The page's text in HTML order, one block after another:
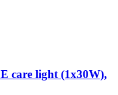
care light (1x30W),